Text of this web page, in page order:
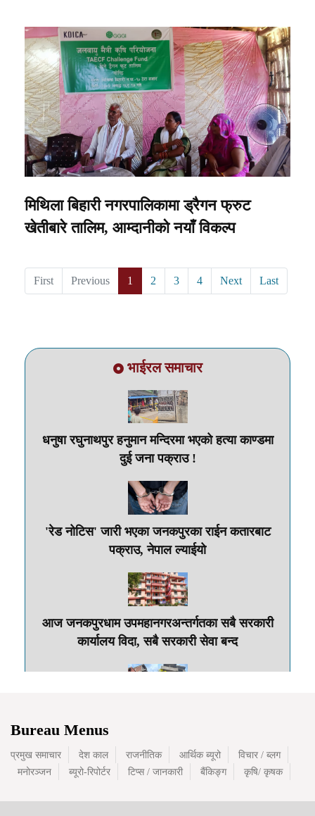
मिथिला बिहारी नगरपालिकामा ड्रैगन फ्रुट
खेतीबारे तालिम, आम्दानीको नयाँ विकल्प
First Previous 1 2 3 4 Next Last
भाईरल समाचार
धनुषा रघुनाथपुर हनुमान मन्दिरमा भएको हत्या काण्डमा
दुई जना पक्राउ !
'रेड नोटिस' जारी भएका जनकपुरका राईन कतारबाट
पक्राउ, नेपाल ल्याईयो
आज जनकपुरधाम उपमहानगरअन्तर्गतका सबै सरकारी
कार्यालय विदा, सबै सरकारी सेवा बन्द
जनकपुरमा आलिशान महल, गाउँमा कठ्ठाको कठ्ठा जमिन
खरिद
Bureau Menus
प्रमुख समाचार देश काल राजनीतिक आर्थिक ब्यूरो
विचार / ब्लग
मनोरञ्जन
ब्यूरो-रिपोर्टर टिप्स / जानकारी बैंकिङ्ग कृषि/ कृषक